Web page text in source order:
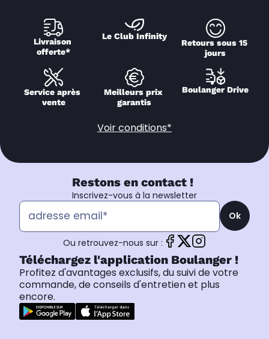
Livraison
offerte*
Le Club Infinity
Retours sous 15
jours
Service après
vente
Meilleurs prix
garantis
Boulanger Drive
Voir conditions*
Restons en contact !
Inscrivez-vous à la newsletter
Ok
Ou retrouvez-nous sur :
Téléchargez l'application Boulanger !
Profitez d'avantages exclusifs, du suivi de votre
commande, de conseils d'entretien et plus
encore.